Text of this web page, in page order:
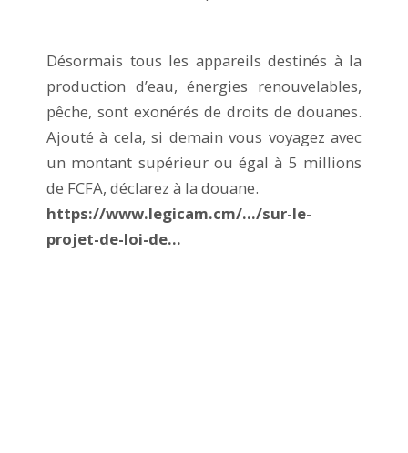
Désormais tous les appareils destinés à la
production d’eau, énergies renouvelables,
pêche, sont exonérés de droits de douanes.
Ajouté à cela, si demain vous voyagez avec
un montant supérieur ou égal à 5 millions
de FCFA, déclarez à la douane.
https://www.legicam.cm/.../sur-le-
projet-de-loi-de...